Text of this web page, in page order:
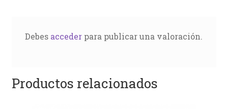
Debes accederpara publicar una valoración.
Productos relacionados